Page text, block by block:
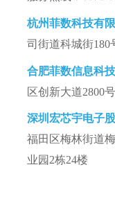
杭州菲数科技有
司街道科城街180
合肥菲数信息科
区创新大道2800
深圳宏芯宇电子
福田区梅林街道
业园2栋24楼